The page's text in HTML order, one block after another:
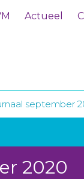
Actueel
september
2020